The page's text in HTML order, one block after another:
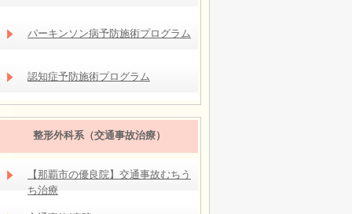
パーキンソン病予防施術プログラム
認知症予防施術プログラム
整形外科系（交通事故治療）
【那覇市の優良院】交通事故むちう
ち治療